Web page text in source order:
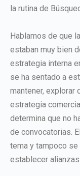
la rutina de
Hablamos de que
estaban muy bien
estrategia interna
se ha sentado a
mantener, explorar
estrategia
determina que no
de convocatorias.
tema y tampoco
establecer